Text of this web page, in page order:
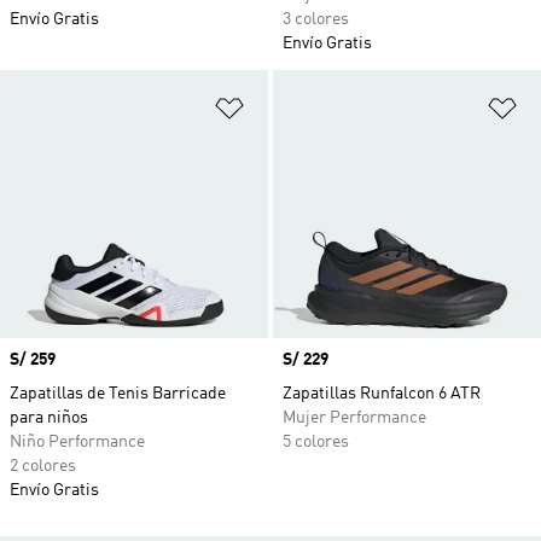
Envío Gratis
3 colores
Envío Gratis
Precio
S/ 259
Zapatillas de Tenis Barricade
para niños
Niño Performance
2 colores
Envío Gratis
Precio
S/ 229
Zapatillas Runfalcon 6 ATR
Mujer Performance
5 colores